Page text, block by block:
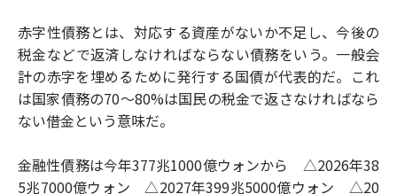
赤字性債務とは、対応する資産がないか不足し、今後の
税金などで返済しなければならない債務をいう。一般会
計の赤字を埋めるために発行する国債が代表的だ。これ
は国家債務の70～80%は国民の税金で返さなければなら
ない借金という意味だ。
金融性債務は今年377兆1000億ウォンから △2026年38
5兆7000億ウォン △2027年399兆5000億ウォン △20